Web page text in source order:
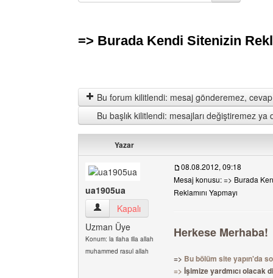
=> Burada Kendi Sitenizin
Bu forum kilitlendi: mesaj gönderemez,
Bu başlık kilitlendi: mesajları değiştiremez ya
Yazar
ua1905ua
ua1905ua Kullanıcının profilini görüntüle
Kapalı
Uzman Üye
Konum: la ilaha illa allah
muhammed rasul allah
08.08.2012, 09:18
Mesaj konusu: => Burada
Reklamını Yapmayı
Herkese Merhaba!
=> Bu bölüm site yapın'da
=> İşimize yardmıcı olacak